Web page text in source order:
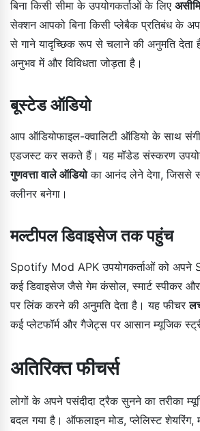
बिना किसी सीमा के उपयोगकर्ताओं के लिए
सेक्शन आपको बिना किसी प्लेबैक प्रतिबंध के
से गाने यादृच्छिक रूप से चलाने की अनुमति
अनुभव में और विविधता जोड़ता है।
बूस्टेड ऑडियो
आप ऑडियोफाइल-क्वालिटी ऑडियो के साथ
एडजस्ट कर सकते हैं। यह मॉडेड संस्करण
गुणवत्ता वाले ऑडियोका आनंद लेने देगा, जिससे
क्लीनर बनेगा।
मल्टीपल डिवाइसेज तक पहुंच
Spotify Mod APK उपयोगकर्ताओं को अपने
कई डिवाइसेज जैसे गेम कंसोल, स्मार्ट स्पीकर और
पर लिंक करने की अनुमति देता है। यह फीचर
कई प्लेटफॉर्म और गैजेट्स पर आसान म्यूजिक
अतिरिक्त फीचर्स
लोगों के अपने पसंदीदा ट्रैक सुनने का तरीका
बदल गया है। ऑफलाइन मोड, प्लेलिस्ट शेयरिंग,